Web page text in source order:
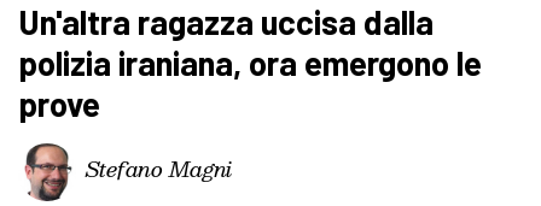
Un'altra ragazza uccisa dalla
polizia iraniana, ora emergono le
prove
Stefano Magni